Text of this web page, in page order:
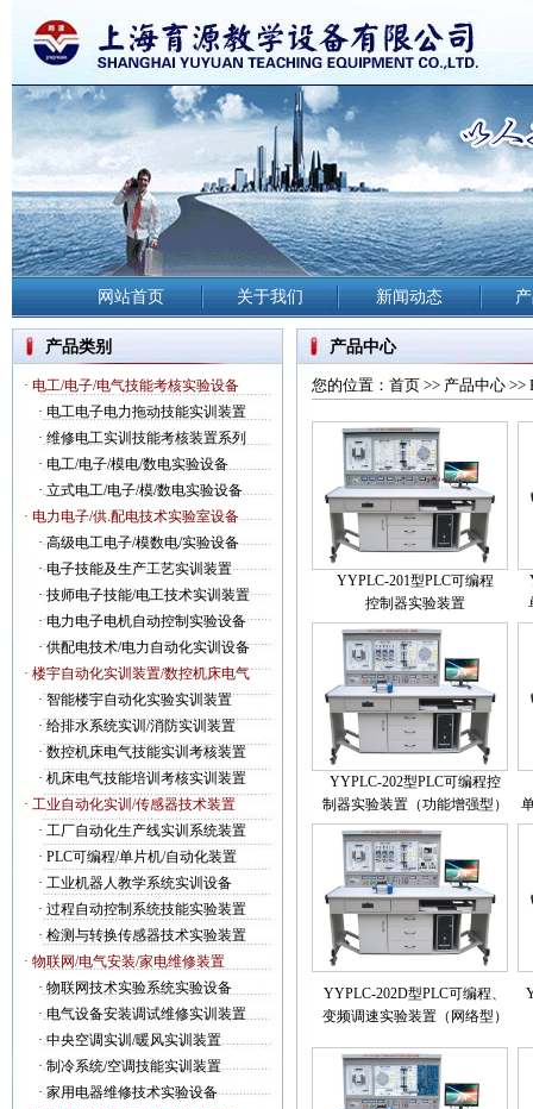
网站首页 关于我们 新闻动态
产品类别
· 电工/电子/电气技能考核实验设备
· 电工电子电力拖动技能实训装置
· 维修电工实训技能考核装置系列
· 电工/电子/模电/数电实验设备
·立式电工/电子/模/数电实验设备
· 电力电子/供.配电技术实验室设备
·高级电工电子/模数电/实验设备
·电子技能及生产工艺实训装置
·技师电子技能/电工技术实训装置
·电力电子电机自动控制实验设备
·供配电技术/电力自动化实训设备
· 楼宇自动化实训装置/数控机床电气
·智能楼宇自动化实验实训装置
· 给排水系统实训/消防实训装置
· 数控机床电气技能实训考核装置
· 机床电气技能培训考核实训装置
· 工业自动化实训/传感器技术装置
· 工厂自动化生产线实训系统装置
· PLC可编程/单片机/自动化装置
· 工业机器人教学系统实训设备
· 过程自动控制系统技能实验装置
· 检测与转换传感器技术实验装置
· 物联网/电气安装/家电维修装置
· 物联网技术实验系统实验设备
·电气设备安装调试维修实训装置
·中央空调实训/暖风实训装置
·制冷系统/空调技能实训装置
·家用电器维修技术实验设备
产品中心
您的位置： 首页 >> 产品中心 >>
YYPLC-201型PLC可编程
控制器实验装置
YYPLC-202型PLC可编程控
制器实验装置（功能增强型）
YYPLC-202D型PLC可编程、
变频调速实验装置（网络型）